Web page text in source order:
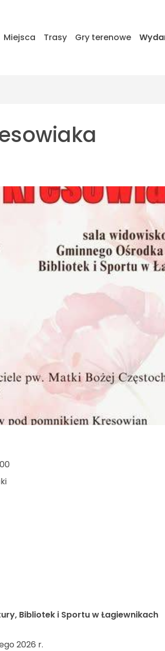
Miejsca Trasy Gry terenowe
Bibliotek i Sportu w Łagiewnikach
2026 r.